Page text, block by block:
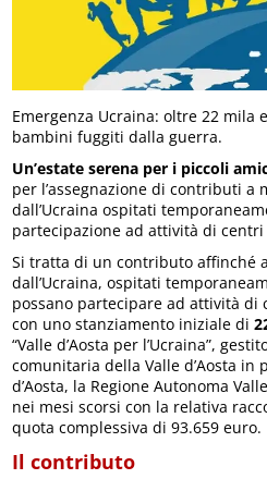
Emergenza Ucraina: oltre 22 mila
bambini fuggiti dalla guerra.
Un’estate serena per i piccoli
per l’assegnazione di contributi a
dall’Ucraina ospitati
partecipazione ad attività di centri
Si tratta di un contributo affinché
dall’Ucraina, ospitati
possano partecipare ad attività di
con uno stanziamento iniziale di
“Valle d’Aosta per l’Ucraina”,
comunitaria della Valle d’Aosta in
d’Aosta, la Regione Autonoma
nei mesi scorsi con la relativa
quota complessiva di 93.659 euro.
Il contributo